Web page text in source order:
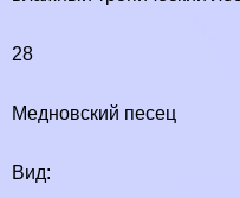
28
Медновский песец
Вид: